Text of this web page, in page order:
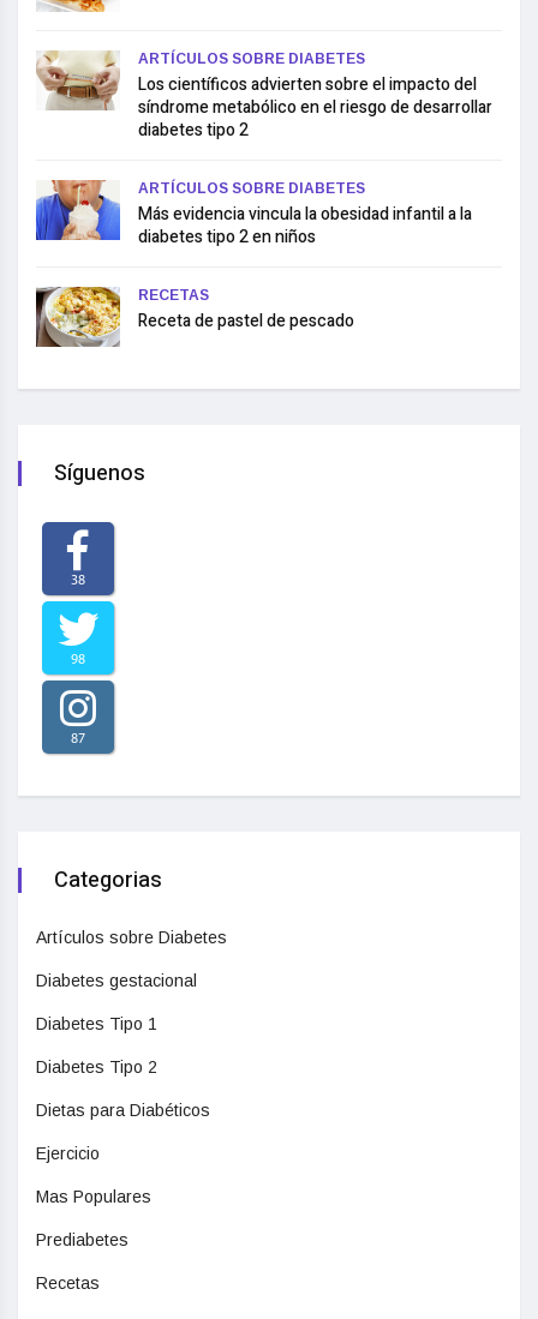
ARTÍCULOS SOBRE DIABETES
Los científicos advierten sobre el impacto del
síndrome metabólico en el riesgo de desarrollar
diabetes tipo 2
ARTÍCULOS SOBRE DIABETES
Más evidencia vincula la obesidad infantil a la
diabetes tipo 2 en niños
RECETAS
Receta de pastel de pescado
Síguenos
38
98
87
Categorias
Artículos sobre Diabetes
Diabetes gestacional
Diabetes Tipo 1
Diabetes Tipo 2
Dietas para Diabéticos
Ejercicio
Mas Populares
Prediabetes
Recetas